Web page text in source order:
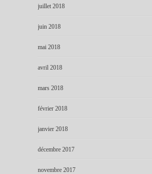
juillet 2018
juin 2018
mai 2018
avril 2018
mars 2018
février 2018
janvier 2018
décembre 2017
novembre 2017